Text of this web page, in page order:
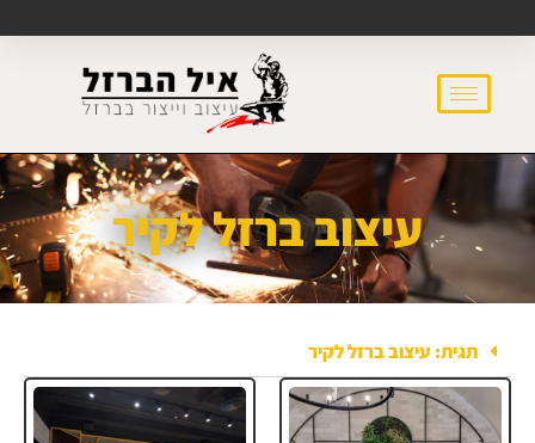
עיצוב ברזל לקיר
תגית: עיצוב ברזל לקיר